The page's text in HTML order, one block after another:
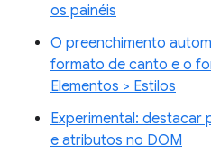
os painéis
O preenchimento
formato de canto e o
Elementos > Estilos
Experimental: destacar
e atributos no DOM